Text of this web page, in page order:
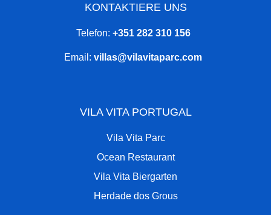
KONTAKTIERE UNS
Telefon: +351 282 310 156
Email: villas@vilavitaparc.com
VILA VITA PORTUGAL
Vila Vita Parc
Ocean Restaurant
Vila Vita Biergarten
Herdade dos Grous